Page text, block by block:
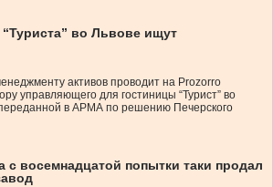
во Львове ищут
активов проводит на Prozorro
управляющего для гостиницы “Турист” во
в АРМА по решению Печерского
с восемнадцатой попытки таки продал